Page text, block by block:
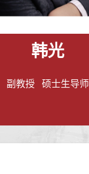
韩光
副教授 硕士生导师